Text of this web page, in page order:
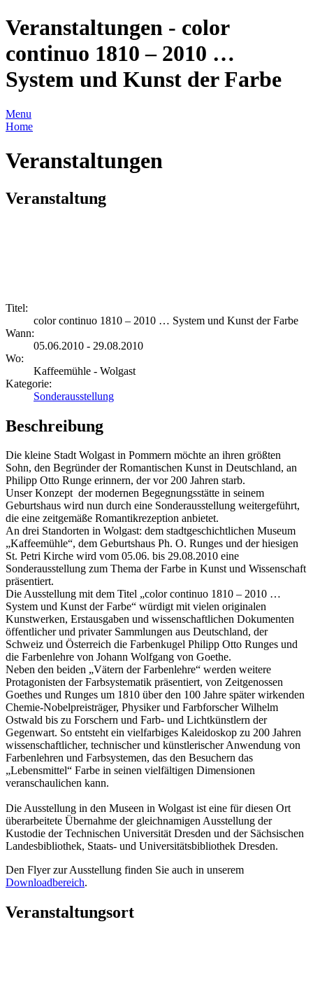
Veranstaltungen - color
continuo 1810 – 2010 …
System und Kunst der Farbe
Menu
Home
Veranstaltungen
Veranstaltung
Titel:
color continuo 1810 – 2010 … System und Kunst der Farbe
Wann:
05.06.2010 - 29.08.2010
Wo:
Kaffeemühle - Wolgast
Kategorie:
Sonderausstellung
Beschreibung
Die kleine Stadt Wolgast in Pommern möchte an ihren größten
Sohn, den Begründer der Romantischen Kunst in Deutschland, an
Philipp Otto Runge erinnern, der vor 200 Jahren starb.
Unser Konzept der modernen Begegnungsstätte in seinem
Geburtshaus wird nun durch eine Sonderausstellung weitergeführt,
die eine zeitgemäße Romantikrezeption anbietet.
An drei Standorten in Wolgast: dem stadtgeschichtlichen Museum
„Kaffeemühle“, dem Geburtshaus Ph. O. Runges und der hiesigen
St. Petri Kirche wird vom 05.06. bis 29.08.2010 eine
Sonderausstellung zum Thema der Farbe in Kunst und Wissenschaft
präsentiert.
Die Ausstellung mit dem Titel „color continuo 1810 – 2010 …
System und Kunst der Farbe“ würdigt mit vielen originalen
Kunstwerken, Erstausgaben und wissenschaftlichen Dokumenten
öffentlicher und privater Sammlungen aus Deutschland, der
Schweiz und Österreich die Farbenkugel Philipp Otto Runges und
die Farbenlehre von Johann Wolfgang von Goethe.
Neben den beiden „Vätern der Farbenlehre“ werden weitere
Protagonisten der Farbsystematik präsentiert, von Zeitgenossen
Goethes und Runges um 1810 über den 100 Jahre später wirkenden
Chemie-Nobelpreisträger, Physiker und Farbforscher Wilhelm
Ostwald bis zu Forschern und Farb- und Lichtkünstlern der
Gegenwart. So entsteht ein vielfarbiges Kaleidoskop zu 200 Jahren
wissenschaftlicher, technischer und künstlerischer Anwendung von
Farbenlehren und Farbsystemen, das den Besuchern das
„Lebensmittel“ Farbe in seinen vielfältigen Dimensionen
veranschaulichen kann.
Die Ausstellung in den Museen in Wolgast ist eine für diesen Ort
überarbeitete Übernahme der gleichnamigen Ausstellung der
Kustodie der Technischen Universität Dresden und der Sächsischen
Landesbibliothek, Staats- und Universitätsbibliothek Dresden.
Den Flyer zur Ausstellung finden Sie auch in unserem
Downloadbereich.
Veranstaltungsort